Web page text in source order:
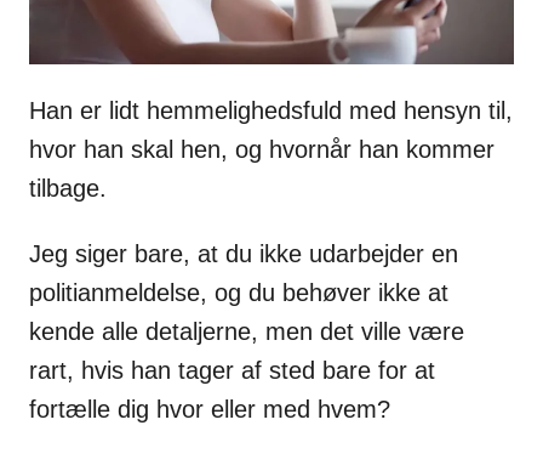
Han er lidt hemmelighedsfuld med hensyn til,
hvor han skal hen, og hvornår han kommer
tilbage.
Jeg siger bare, at du ikke udarbejder en
politianmeldelse, og du behøver ikke at
kende alle detaljerne, men det ville være
rart, hvis han tager af sted bare for at
fortælle dig hvor eller med hvem?